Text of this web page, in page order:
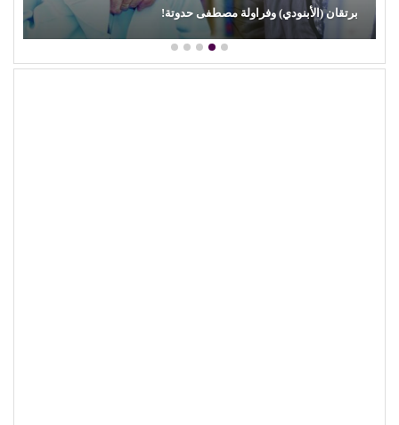
محمود عطية يكتب: سوق (الترند) واللحم الرخيص!